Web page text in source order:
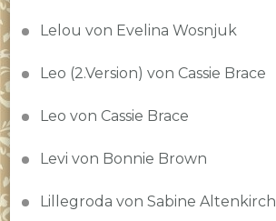
Lelou von Evelina Wosnjuk
Leo (2.Version) von Cassie Brace
Leo von Cassie Brace
Levi von Bonnie Brown
Lillegroda von Sabine Altenkirch